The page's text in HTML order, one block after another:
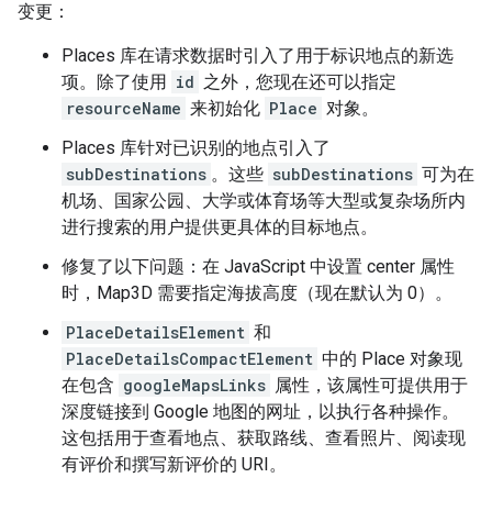
变更：
Places 库在请求数据时引入了用于标识地点的新选
项。除了使用 id 之外，您现在还可以指定
resourceName 来初始化 Place 对象。
Places 库针对已识别的地点引入了
subDestinations 。这些 subDestinations 可为在
机场、国家公园、大学或体育场等大型或复杂场所内
进行搜索的用户提供更具体的目标地点。
修复了以下问题：在 JavaScript 中设置 center 属性
时，Map3D 需要指定海拔高度（现在默认为 0）。
PlaceDetailsElement 和
PlaceDetailsCompactElement 中的 Place 对象现
在包含 googleMapsLinks 属性，该属性可提供用于
深度链接到 Google 地图的网址，以执行各种操作。
这包括用于查看地点、获取路线、查看照片、阅读现
有评价和撰写新评价的 URI。